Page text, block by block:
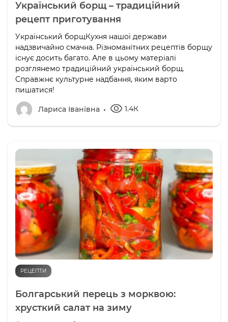
Український борщ – традиційний
рецепт приготування
Український борщКухня нашої держави
надзвичайно смачна. Різноманітних рецептів борщу
існує досить багато. Але в цьому матеріалі
розглянемо традиційний український борщ.
Справжнє культурне надбання, яким варто
пишатися!
Лариса Іванівна 1.4К
РЕЦЕПТИ
Болгарський перець з морквою:
хрусткий салат на зиму